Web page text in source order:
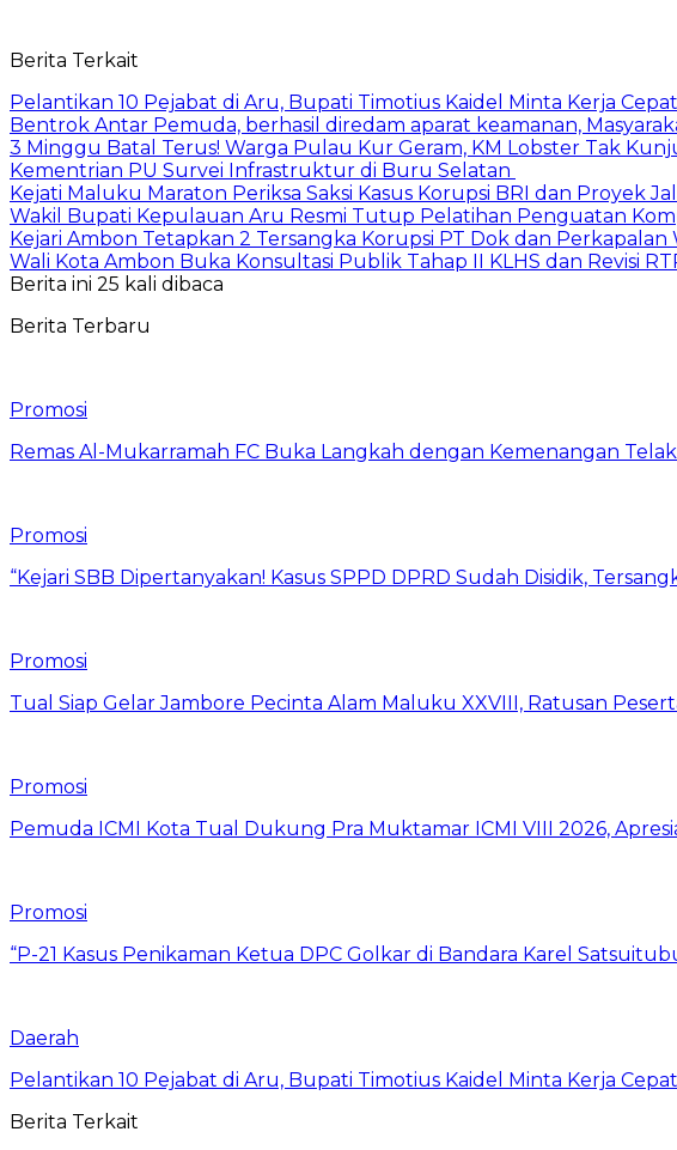
Berita Terkait
Pelantikan 10 Pejabat di Aru, Bupati Timotius Kaidel Minta Kerja
Bentrok Antar Pemuda, berhasil diredam aparat keamanan,
3 Minggu Batal Terus! Warga Pulau Kur Geram, KM Lobster Tak
Kementrian PU Survei Infrastruktur di Buru Selatan
Kejati Maluku Maraton Periksa Saksi Kasus Korupsi BRI dan Proyek
Wakil Bupati Kepulauan Aru Resmi Tutup Pelatihan Penguatan
Kejari Ambon Tetapkan 2 Tersangka Korupsi PT Dok dan Perkapalan
Wali Kota Ambon Buka Konsultasi Publik Tahap II KLHS dan Revisi
Berita ini 25 kali dibaca
Berita Terbaru
Promosi
Remas Al-Mukarramah FC Buka Langkah dengan Kemenangan
Promosi
“Kejari SBB Dipertanyakan! Kasus SPPD DPRD Sudah Disidik,
Promosi
Tual Siap Gelar Jambore Pecinta Alam Maluku XXVIII, Ratusan
Promosi
Pemuda ICMI Kota Tual Dukung Pra Muktamar ICMI VIII 2026,
Promosi
“P-21 Kasus Penikaman Ketua DPC Golkar di Bandara Karel
Daerah
Pelantikan 10 Pejabat di Aru, Bupati Timotius Kaidel Minta Kerja
Berita Terkait